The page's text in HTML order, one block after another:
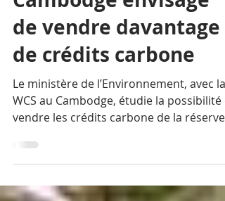
Environnement : Le
Cambodge envisage
de vendre davantage
de crédits carbone
Le ministère de l’Environnement, avec la
WCS au Cambodge, étudie la possibilité